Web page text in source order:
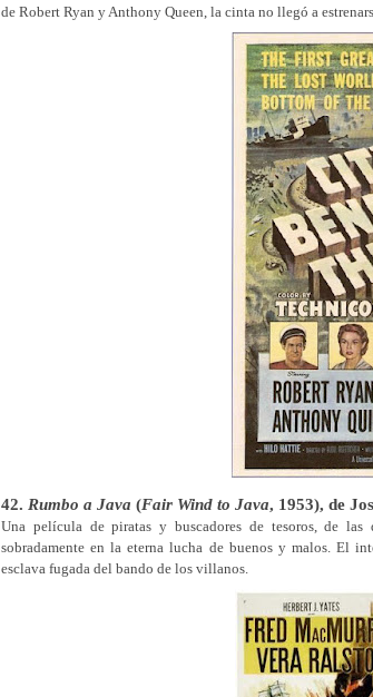
de Robert Ryan y Anthony Queen, la cinta no llegó a
42. Rumbo a Java (Fair Wind to Java, 1953), de
Una película de piratas y buscadores de tesoros, de
sobradamente en la eterna lucha de buenos y malos. El
esclava fugada del bando de los villanos.